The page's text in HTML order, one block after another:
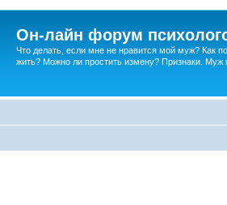
Он-лайн форум
Что делать, если мне не нравится мой муж? Как
жить? Можно ли простить измену? Признаки. Муж